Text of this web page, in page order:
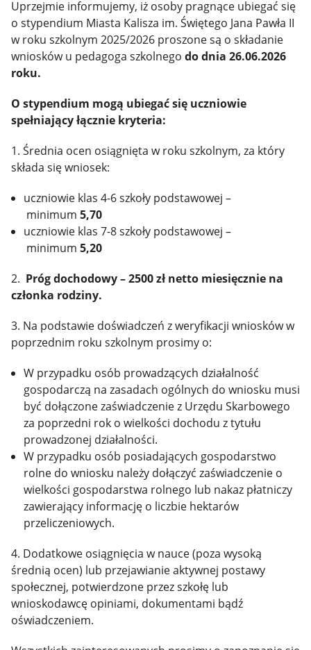
Uprzejmie informujemy, iż osoby pragnące ubiegać się
o stypendium Miasta Kalisza im. Świętego Jana Pawła II
w roku szkolnym 2025/2026 proszone są o składanie
wniosków u pedagoga szkolnego do dnia 26.06.2026
roku.
O stypendium mogą ubiegać się uczniowie
spełniający łącznie kryteria:
1. Średnia ocen osiągnięta w roku szkolnym, za który
składa się wniosek:
uczniowie klas 4-6 szkoły podstawowej –
minimum 5,70
uczniowie klas 7-8 szkoły podstawowej –
minimum 5,20
2. Próg dochodowy – 2500 zł netto miesięcznie na
członka rodziny.
3. Na podstawie doświadczeń z weryfikacji wniosków w
poprzednim roku szkolnym prosimy o:
W przypadku osób prowadzących działalność
gospodarczą na zasadach ogólnych do wniosku musi
być dołączone zaświadczenie z Urzędu Skarbowego
za poprzedni rok o wielkości dochodu z tytułu
prowadzonej działalności.
W przypadku osób posiadających gospodarstwo
rolne do wniosku należy dołączyć zaświadczenie o
wielkości gospodarstwa rolnego lub nakaz płatniczy
zawierający informację o liczbie hektarów
przeliczeniowych.
4. Dodatkowe osiągnięcia w nauce (poza wysoką
średnią ocen) lub przejawianie aktywnej postawy
społecznej, potwierdzone przez szkołę lub
wnioskodawcę opiniami, dokumentami bądź
oświadczeniem.